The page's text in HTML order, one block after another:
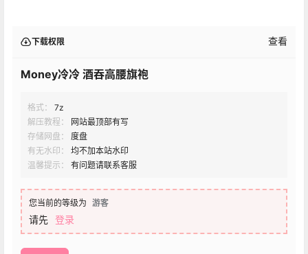
下载权限 查看
Money冷冷 酒吞高腰旗袍
格式：
7z
解压教程：
网站最顶部有写
存储网盘：
度盘
有无水印：
均不加本站水印
温馨提示：
有问题请联系客服
您当前的等级为 游客
请先 登录